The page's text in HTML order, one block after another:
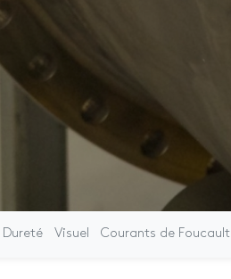
Dureté Visuel Courants de Foucault